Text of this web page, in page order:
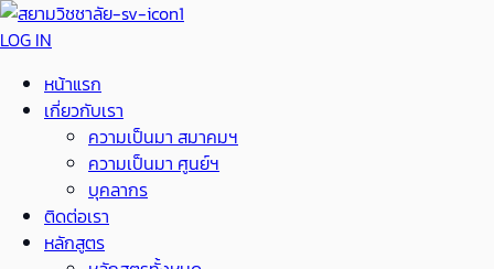
LOG IN
หน้าแรก
เกี่ยวกับเรา
ความเป็นมา สมาคมฯ
ความเป็นมา ศูนย์ฯ
บุคลากร
ติดต่อเรา
หลักสูตร